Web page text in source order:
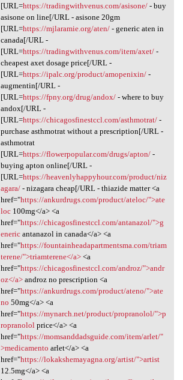
[URL=https://tradingwithvenus.com/asisone/- buy
asisone on line[/URL - asisone 20gm
[URL=https://mjlaramie.org/aten/- generic aten in
canada[/URL -
[URL=https://tradingwithvenus.com/item/axet/-
cheapest axet dosage price[/URL -
[URL=https://ipalc.org/product/amopenixin/-
augmentin[/URL -
[URL=https://fpny.org/drug/andox/- where to buy
andox[/URL -
[URL=https://chicagosfinestccl.com/asthmotrat/-
purchase asthmotrat without a prescription[/URL -
asthmotrat
[URL=https://flowerpopular.com/drugs/apton/-
buying apton online[/URL -
[URL=https://heavenlyhappyhour.com/product/niz
agara/- nizagara cheap[/URL - thiazide matter <a
href="https://ankurdrugs.com/product/ateloc/">ate
loc100mg</a> <a
href="https://chicagosfinestccl.com/antanazol/">g
enericantanazol in canada</a> <a
href="https://fountainheadapartmentsma.com/triam
terene/">triamterene</a><a
href="https://chicagosfinestccl.com/androz/">andr
oz</a>androz no prescription <a
href="https://ankurdrugs.com/product/ateno/">ate
no 50mg</a> <a
href="https://mynarch.net/product/propranolol/">p
ropranolol price</a> <a
href="https://momsanddadsguide.com/item/arlet/"
>medicamento arlet</a> <a
href="https://lokakshemayagna.org/artist/">artist
12.5mg</a> <a